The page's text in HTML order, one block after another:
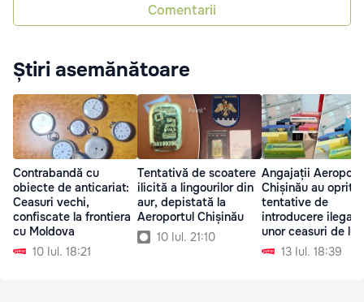
Comentarii
Știri asemănătoare
Contrabandă cu
obiecte de anticariat:
Ceasuri vechi,
confiscate la frontiera
cu Moldova
10 Iul. 18:21
Tentativă de scoatere
ilicită a lingourilor din
aur, depistată la
Aeroportul Chișinău
10 Iul. 21:10
Angajații
Chișinău au oprit
tentative de
introducere ilegală
unor ceasuri de lux
13 Iul. 18:39